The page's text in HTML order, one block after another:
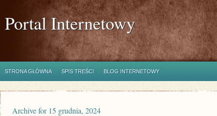
Portal Internetowy
STRONA GŁÓWNA SPIS TREŚCI BLOG INTERNETOWY
Archive for 15 grudnia, 2024